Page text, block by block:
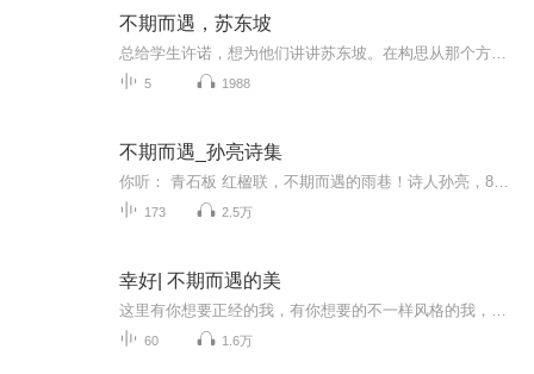
不期而遇，苏东坡
5 1988
不期而遇_孙亮诗集
173 2.5万
幸好| 不期而遇的美
60 1.6万